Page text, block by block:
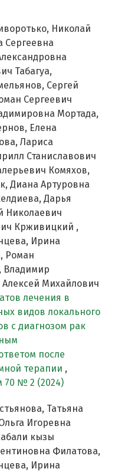
Николай
Сергеевна
Табагуа,
Сергей
Сергеевич
Мортада,
Елена
Лариса
Станиславович
Комяхов,
Диана Артуровна
Дарья
Николаевич
Крживицкий ,
Ирина
Роман
Владимир
Михайлович
лечения в
видов локального
с диагнозом рак
после
терапии ,
70 № 2 (2024)
Татьяна
Игоревна
кызы
Филатова,
Ирина